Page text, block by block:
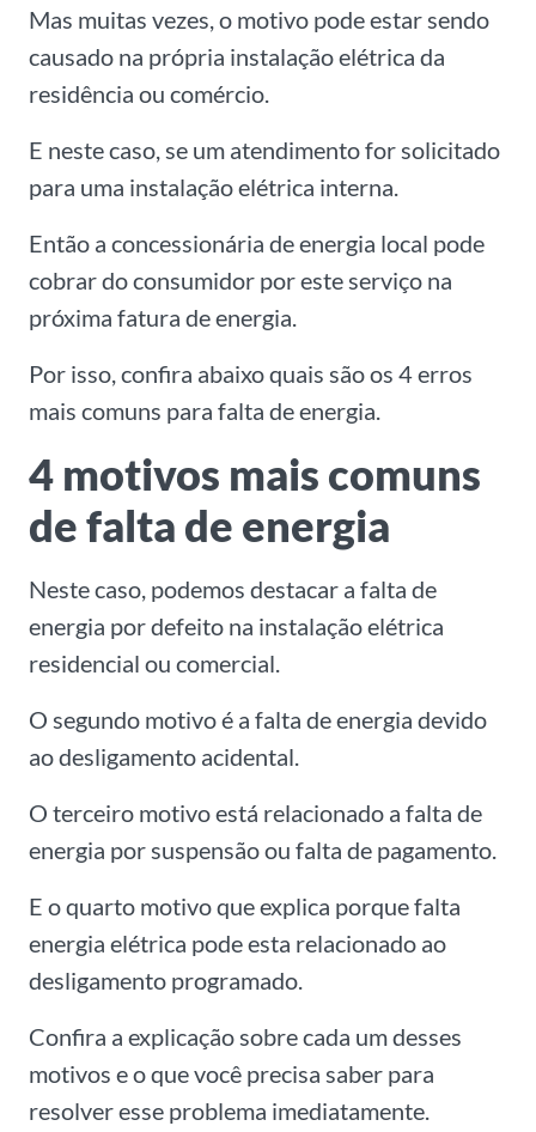
Mas muitas vezes, o motivo pode estar sendo
causado na própria instalação elétrica da
residência ou comércio.
E neste caso, se um atendimento for solicitado
para uma instalação elétrica interna.
Então a concessionária de energia local pode
cobrar do consumidor por este serviço na
próxima fatura de energia.
Por isso, confira abaixo quais são os 4 erros
mais comuns para falta de energia.
4 motivos mais comuns
de falta de energia
Neste caso, podemos destacar a falta de
energia por defeito na instalação elétrica
residencial ou comercial.
O segundo motivo é a falta de energia devido
ao desligamento acidental.
O terceiro motivo está relacionado a falta de
energia por suspensão ou falta de pagamento.
E o quarto motivo que explica porque falta
energia elétrica pode esta relacionado ao
desligamento programado.
Confira a explicação sobre cada um desses
motivos e o que você precisa saber para
resolver esse problema imediatamente.